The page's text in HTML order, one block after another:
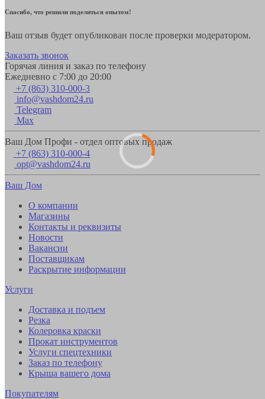
Спасибо, что решили поделиться опытом!
Ваш отзыв будет опубликован после проверки модератором.
Заказать звонок
Горячая линия и заказ по телефону
Ежедневно с 7:00 до 20:00
+7 (863) 310-000-3
info@vashdom24.ru
Telegram
Max
Ваш Дом Профи - отдел оптовых продаж
+7 (863) 310-000-4
opt@vashdom24.ru
Ваш Дом
О компании
Магазины
Контакты и реквизиты
Новости
Вакансии
Поставщикам
Раскрытие информации
Услуги
Доставка и подъем
Резка
Колеровка краски
Прокат инструментов
Услуги спецтехники
Заказ по телефону
Крыша вашего дома
Покупателям